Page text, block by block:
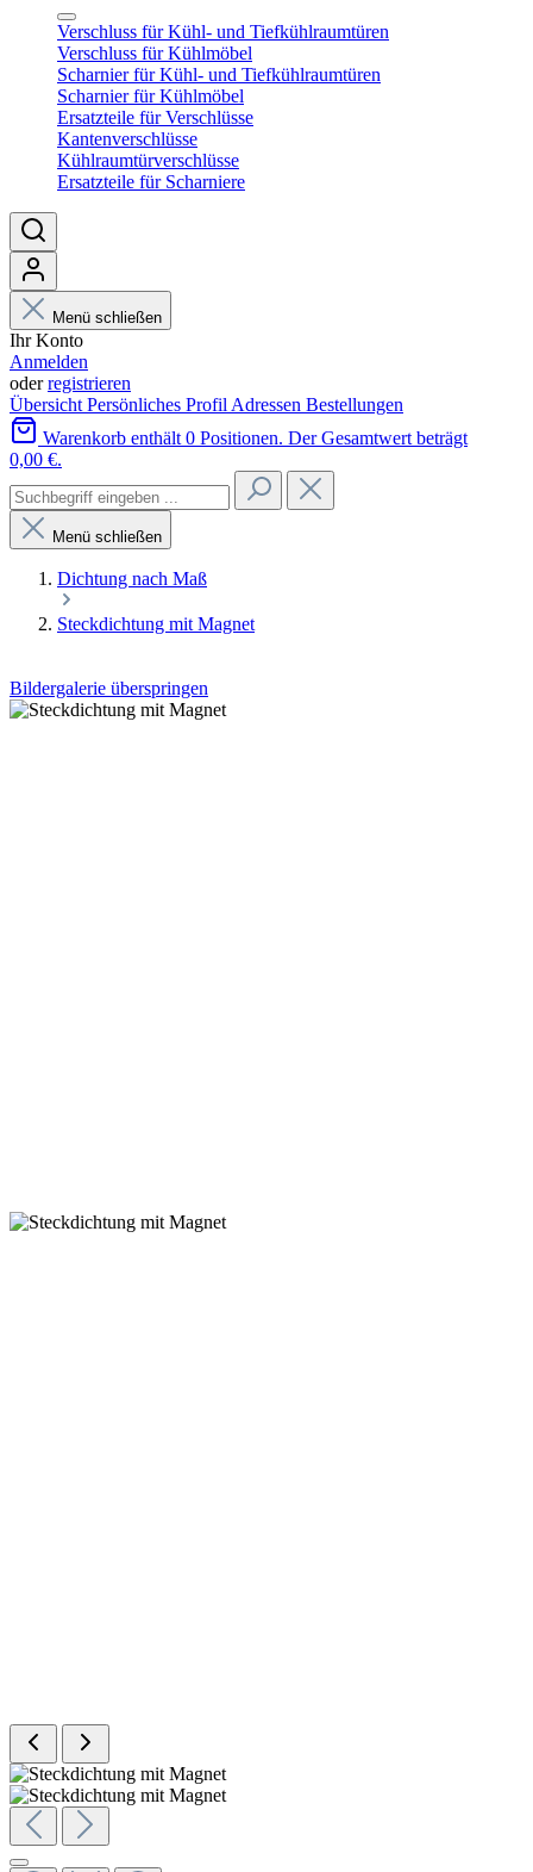
Verschluss für Kühl- und Tiefkühlraumtüren
Verschluss für Kühlmöbel
Scharnier für Kühl- und Tiefkühlraumtüren
Scharnier für Kühlmöbel
Ersatzteile für Verschlüsse
Kantenverschlüsse
Kühlraumtürverschlüsse
Ersatzteile für Scharniere
Menü schließen
Ihr Konto
Anmelden
oderregistrieren
Übersicht Persönliches Profil Adressen Bestellungen
Warenkorb enthält 0 Positionen. Der Gesamtwert beträgt
0,00 €.
Menü schließen
Dichtung nach Maß
Steckdichtung mit Magnet
Bildergalerie überspringen